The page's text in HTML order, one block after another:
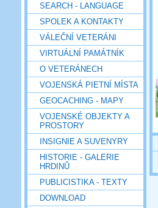
SEARCH - LANGUAGE
SPOLEK A KONTAKTY
VÁLEČNÍ VETERÁNI
VIRTUÁLNÍ PAMÁTNÍK
O VETERÁNECH
VOJENSKÁ PIETNÍ MÍSTA
GEOCACHING - MAPY
VOJENSKÉ OBJEKTY A
PROSTORY
INSIGNIE A SUVENYRY
HISTORIE - GALERIE
HRDINŮ
PUBLICISTIKA - TEXTY
DOWNLOAD